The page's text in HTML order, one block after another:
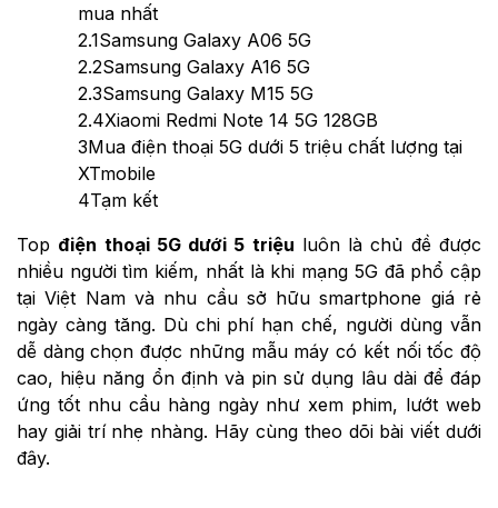
mua nhất
2.1Samsung Galaxy A06 5G
2.2Samsung Galaxy A16 5G
2.3Samsung Galaxy M15 5G
2.4Xiaomi Redmi Note 14 5G 128GB
3Mua điện thoại 5G dưới 5 triệu chất lượng tại
XTmobile
4Tạm kết
Top điện thoại 5G dưới 5 triệu luôn là chủ đề được
nhiều người tìm kiếm, nhất là khi mạng 5G đã phổ cập
tại Việt Nam và nhu cầu sở hữu smartphone giá rẻ
ngày càng tăng. Dù chi phí hạn chế, người dùng vẫn
dễ dàng chọn được những mẫu máy có kết nối tốc độ
cao, hiệu năng ổn định và pin sử dụng lâu dài để đáp
ứng tốt nhu cầu hàng ngày như xem phim, lướt web
hay giải trí nhẹ nhàng. Hãy cùng theo dõi bài viết dưới
đây.